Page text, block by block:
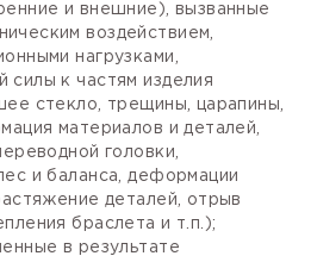
и внешние), вызванные
воздействием,
нагрузками,
силы к частям изделия
стекло, трещины, царапины,
материалов и деталей,
головки,
и баланса, деформации
деталей, отрыв
браслета и т.п.);
в результате